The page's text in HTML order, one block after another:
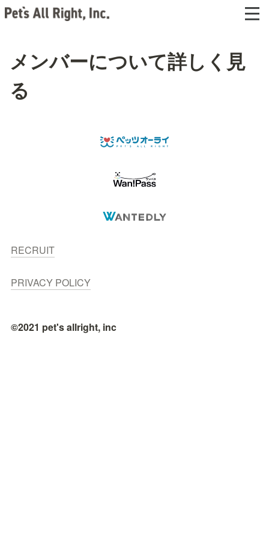
メンバーについて詳しく見
る
RECRUIT
PRIVACY POLICY
©2021 pet's allright, inc